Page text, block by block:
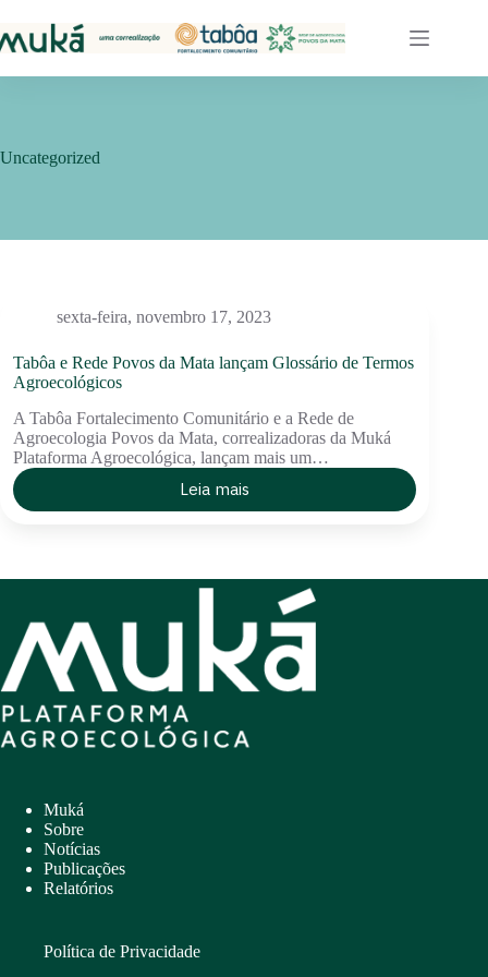
o
Uncategorized
sexta-feira, novembro 17, 2023
Tabôa e Rede Povos da Mata lançam Glossário de Termos
Agroecológicos
A Tabôa Fortalecimento Comunitário e a Rede de
Agroecologia Povos da Mata, correalizadoras da Muká
Plataforma Agroecológica, lançam mais um…
Leia mais
Tabôa
da
lançam
Glossário
de
Termos
Muká
Sobre
Notícias
Publicações
Relatórios
Política de Privacidade